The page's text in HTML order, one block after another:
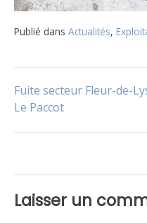
Publié dans Actualités,
Navigation
Fuite secteur Fleur-de-
Le Paccot
Laisser un